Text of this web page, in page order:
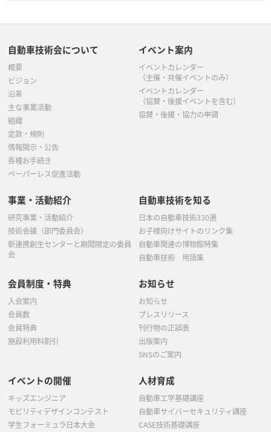
自動車技術会について
概要
ビジョン
沿革
主な事業活動
組織
定款・規則
情報開示・公告
各種お手続き
ペーパーレス促進活動
イベント案内
イベントカレンダー
（主催・共催イベントのみ）
イベントカレンダー
（協賛・後援イベントを含む）
協賛・後援・協力の申請
事業・活動紹介
研究事業・活動紹介
技術会議（部門委員会）
新連携創生センターと期間限定の委員
会
自動車技術を知る
日本の自動車技術330選
お子様向けサイトのリンク集
自動車関連の博物館特集
自動車技術 用語集
会員制度・特典
入会案内
会員数
会員特典
施設利用料割引
お知らせ
お知らせ
プレスリリース
刊行物の正誤表
出版案内
SNSのご案内
イベントの開催
キッズエンジニア
モビリティデザインコンテスト
学生フォーミュラ日本大会
人材育成
自動車工学基礎講座
自動車サイバーセキュリティ講座
CASE技術基礎講座